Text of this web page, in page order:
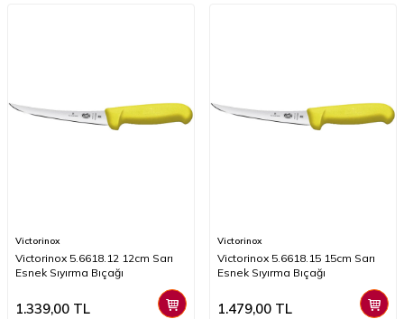
Victorinox
Victorinox 5.6618.12 12cm Sarı
Esnek Sıyırma Bıçağı
1.339,00 TL
Victorinox
Victorinox 5.6618.15 15cm Sarı
Esnek Sıyırma Bıçağı
1.479,00 TL